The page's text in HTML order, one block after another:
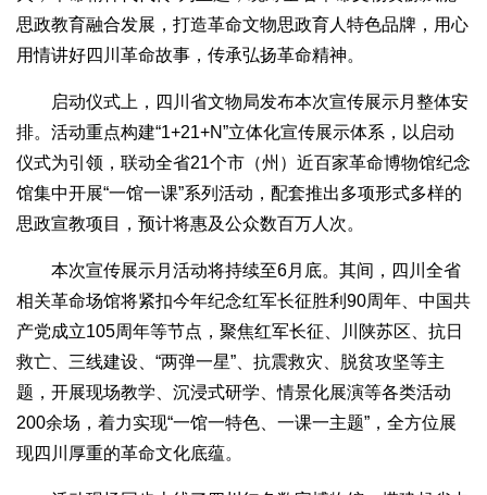
思政教育融合发展，打造革命文物思政育人特色品牌，用心
用情讲好四川革命故事，传承弘扬革命精神。
启动仪式上，四川省文物局发布本次宣传展示月整体安
排。活动重点构建“1+21+N”立体化宣传展示体系，以启动
仪式为引领，联动全省21个市（州）近百家革命博物馆纪念
馆集中开展“一馆一课”系列活动，配套推出多项形式多样的
思政宣教项目，预计将惠及公众数百万人次。
本次宣传展示月活动将持续至6月底。其间，四川全省
相关革命场馆将紧扣今年纪念红军长征胜利90周年、中国共
产党成立105周年等节点，聚焦红军长征、川陕苏区、抗日
救亡、三线建设、“两弹一星”、抗震救灾、脱贫攻坚等主
题，开展现场教学、沉浸式研学、情景化展演等各类活动
200余场，着力实现“一馆一特色、一课一主题”，全方位展
现四川厚重的革命文化底蕴。